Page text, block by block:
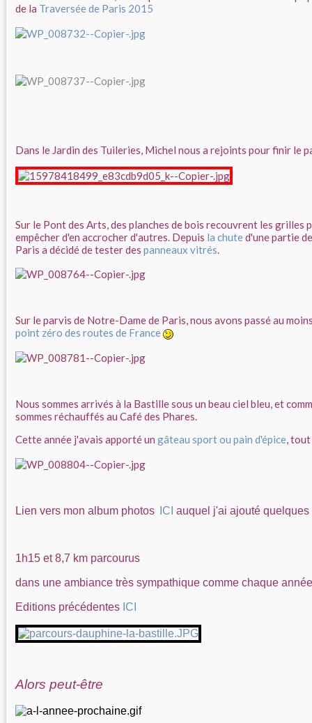
de la Traversée de Paris 2015
Dans le Jardin des Tuileries, Michel nous a rejoints pour finir le
Sur le Pont des Arts, des planches de bois recouvrent les grilles
empêcher d'en accrocher d'autres. Depuis la chuted'une partie
Paris a décidé de tester des panneaux vitrés.
Sur le parvis de Notre-Dame de Paris, nous avons passé au
point zéro des routes de France
Nous sommes arrivés à la Bastille sous un beau ciel bleu, et
sommes réchauffés au Café des Phares.
Cette année j'avais apporté un gâteau sport ou pain d'épice,
Lien vers mon album photos ICI auquel j'ai ajouté
1h15 et 8,7 km parcourus
dans une ambiance très sympathique comme chaque
Editions précédentes ICI
Alors peut-être